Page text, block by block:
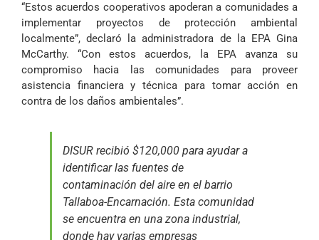
“Estos acuerdos cooperativos apoderan a comunidades a
implementar proyectos de protección ambiental
localmente”, declaró la administradora de la EPA Gina
McCarthy. “Con estos acuerdos, la EPA avanza su
compromiso hacia las comunidades para proveer
asistencia financiera y técnica para tomar acción en
contra de los daños ambientales”.
DISUR recibió $120,000 para ayudar a
identificar las fuentes de
contaminación del aire en el barrio
Tallaboa-Encarnación. Esta comunidad
se encuentra en una zona industrial,
donde hay varias empresas